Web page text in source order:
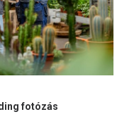
fotózás